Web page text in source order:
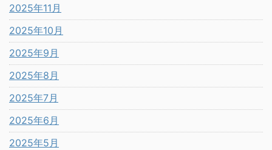
2025年11月
2025年10月
2025年9月
2025年8月
2025年7月
2025年6月
2025年5月